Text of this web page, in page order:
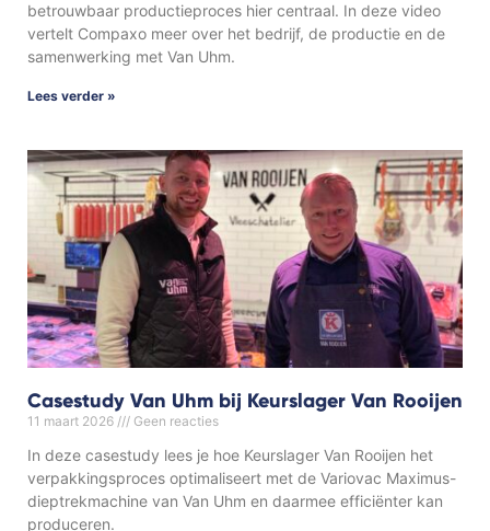
betrouwbaar productieproces hier centraal. In deze video
vertelt Compaxo meer over het bedrijf, de productie en de
samenwerking met Van Uhm.
Lees verder »
Casestudy Van Uhm bij Keurslager Van Rooijen
11 maart 2026 Geen reacties
In deze casestudy lees je hoe Keurslager Van Rooijen het
verpakkingsproces optimaliseert met de Variovac Maximus-
dieptrekmachine van Van Uhm en daarmee efficiënter kan
produceren.